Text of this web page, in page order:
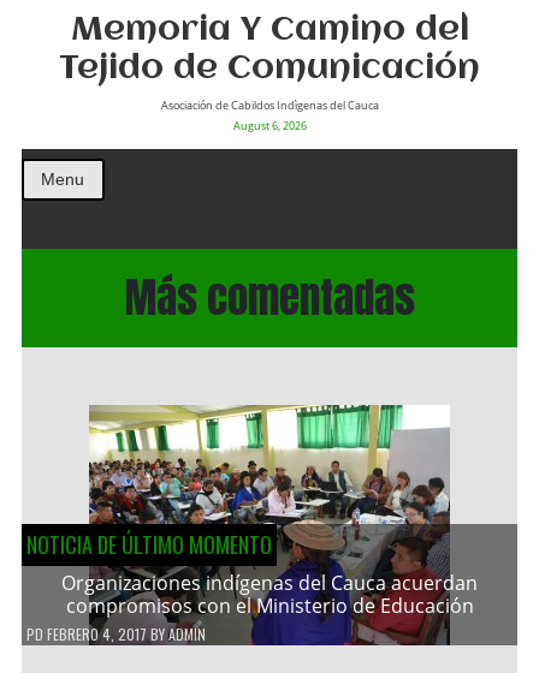
Memoria Y Camino del
Tejido de Comunicación
Asociación de Cabildos Indìgenas del Cauca
August 6, 2026
Menu
Más comentadas
NOTICIA DE ÚLTIMO MOMENTO
Organizaciones indígenas del Cauca acuerdan
compromisos con el Ministerio de Educación
PD FEBRERO 4, 2017 BYADMIN